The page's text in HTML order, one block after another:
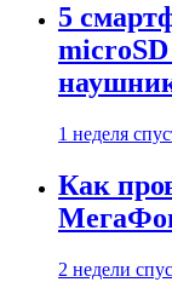
5
1 неделя
Как
2 недели